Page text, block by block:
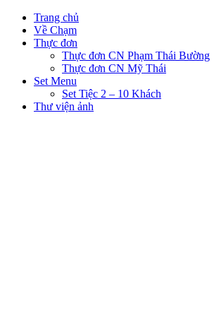
Trang chủ
Về Chạm
Thực đơn
Thực đơn CN Phạm Thái Bường
Thực đơn CN Mỹ Thái
Set Menu
Set Tiệc 2 – 10 Khách
Thư viện ảnh